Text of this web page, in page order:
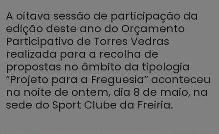
A oitava sessão de participação da
edição deste ano do Orçamento
Participativo de Torres Vedras
realizada para a recolha de
propostas no âmbito da tipologia
“Projeto para a Freguesia” aconteceu
na noite de ontem, dia 8 de maio, na
sede do Sport Clube da Freiria.